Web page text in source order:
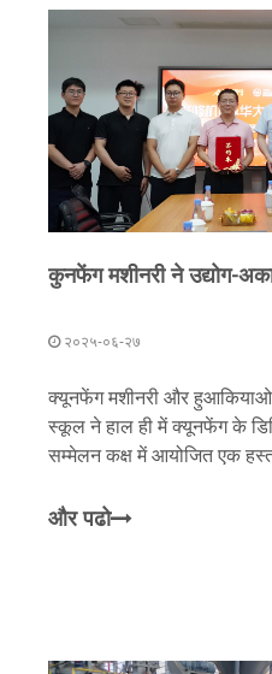
२०२५-०६-२७
क्यूनफेंग मशीनरी और हुआकियाओ
स्कूल ने हाल ही में क्यूनफेंग के
सम्मेलन कक्ष में आयोजित एक
संयुक्त तकनीकी अनुसंधान एवं
में मेक्ट्रोनिक्स स्कूल के डीन
और पढो